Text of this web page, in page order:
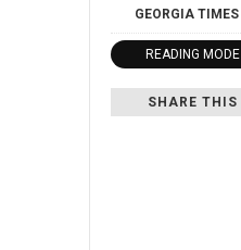
GEORGIA TIMES
READING MODE
SHARE THIS